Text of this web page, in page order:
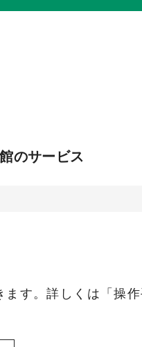
のサービス
す。詳しくは「操